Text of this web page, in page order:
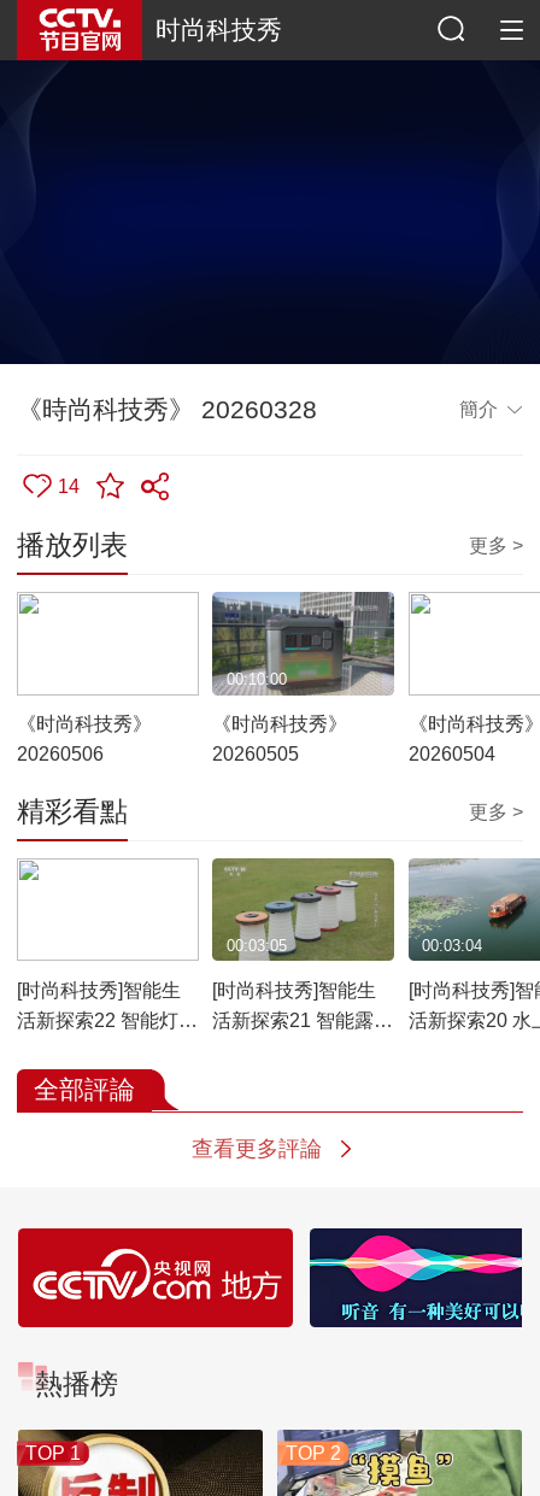
时尚科技秀
《時尚科技秀》 20260328 簡介
14
播放列表 更多 >
《时尚科技秀》
20260506
《时尚科技秀》
20260505
00:10:00
《时尚科技秀
20260504
精彩看點 更多 >
[时尚科技秀]智能生
活新探索22 智能灯控
[时尚科技秀]智能生
活新探索21 智能露营
00:03:05
[时尚科技秀]智
活新探索20 水
00:03:04
全部評論
查看更多評論
熱播榜
TOP 1 TOP 2